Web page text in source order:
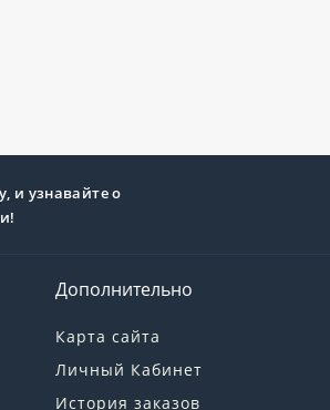
и узнавайте о
Дополнительно
Карта сайта
Личный Кабинет
История заказов